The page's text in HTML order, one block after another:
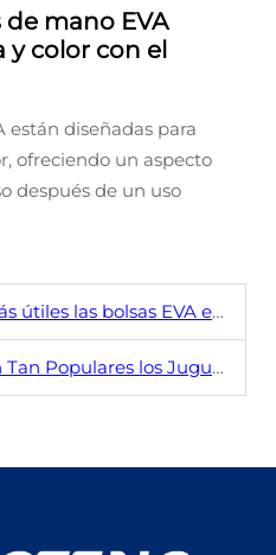
de mano EVA
y color con el
están diseñadas para
ofreciendo un aspecto
después de un uso
bolsas EVA en la vida cotidiana?
los Juguetes para Mascotas de EVA Ahora?